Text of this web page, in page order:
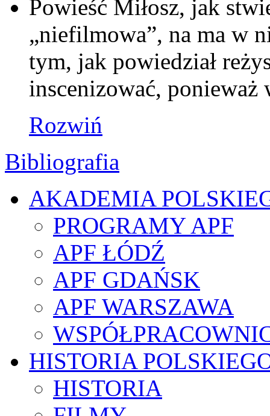
Powieść Miłosz, jak
„niefilmowa”, na ma w
tym, jak powiedział
inscenizować, ponieważ
Rozwiń
Bibliografia
AKADEMIA
PROGRAMY APF
APF ŁÓDŹ
APF GDAŃSK
APF WARSZAWA
HISTORIA
HISTORIA